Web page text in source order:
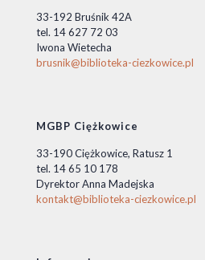
33-192 Bruśnik 42A
tel. 14 627 72 03
Iwona Wietecha
brusnik@biblioteka-ciezkowice.pl
MGBP Ciężkowice
33-190 Ciężkowice, Ratusz 1
tel. 14 65 10 178
Dyrektor Anna Madejska
kontakt@biblioteka-ciezkowice.pl